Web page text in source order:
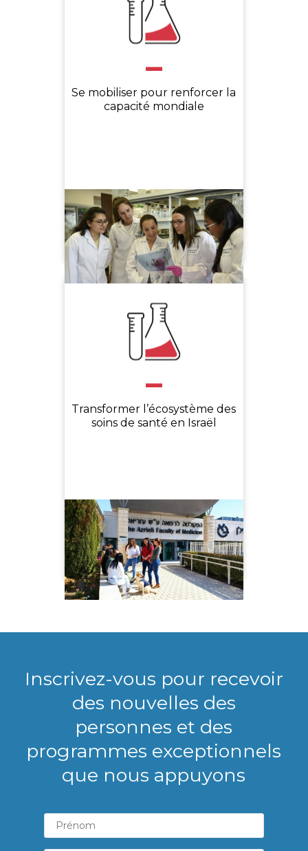
-
Se mobiliser pour renforcer la
capacité mondiale
-
Transformer l’écosystème des
soins de santé en Israël
Inscrivez-vous pour recevoir
des nouvelles des
personnes et des
programmes exceptionnels
que nous appuyons